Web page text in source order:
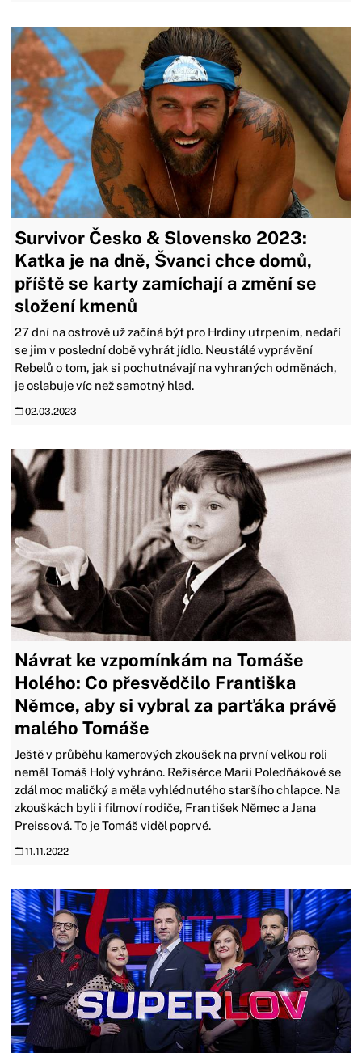
Survivor Česko & Slovensko 2023:
Katka je na dně, Švanci chce domů,
příště se karty zamíchají a změní se
složení kmenů
27 dní na ostrově už začíná být pro Hrdiny utrpením, nedaří
se jim v poslední době vyhrát jídlo. Neustálé vyprávění
Rebelů o tom, jak si pochutnávají na vyhraných odměnách,
je oslabuje víc než samotný hlad.
02.03.2023
Návrat ke vzpomínkám na Tomáše
Holého: Co přesvědčilo Františka
Němce, aby si vybral za parťáka právě
malého Tomáše
Ještě v průběhu kamerových zkoušek na první velkou roli
neměl Tomáš Holý vyhráno. Režisérce Marii Poledňákové se
zdál moc maličký a měla vyhlédnutého staršího chlapce. Na
zkouškách byli i filmoví rodiče, František Němec a Jana
Preissová. To je Tomáš viděl poprvé.
11.11.2022